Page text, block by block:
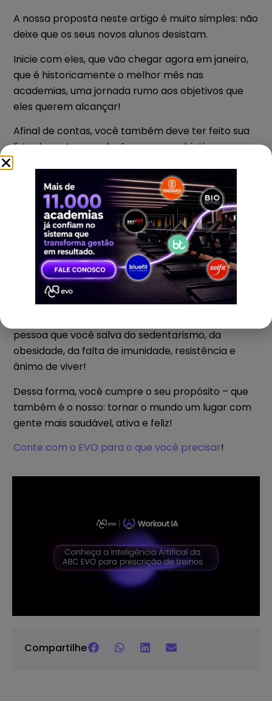
A nossa proposta neste artigo é muito simples: não
deixe que os seus novos alunos desistam.
Inicie com eles, que vão chegar agora em janeiro,
que é historicamente o melhor mês nas
academias, uma jornada rumo aos objetivos que
eles querem alcançar!
Afinal de contas, você também deve ter feito sua
lista de metas, resoluções, os seus objetivos para
Conclusão
Então, está pronto para bater recorde de
retenção?
Vai assumir o compromisso de não deixar ninguém
desistir?
Não espere mais!
pessoa que você salva do sedentarismo, da
obesidade, da falta de imunidade, resistência e
ânimo de viver!
Dessa forma, você cumpre o seu propósito – que
também é o nosso: tornar o mundo um lugar com
gente mais saudável, ativa e feliz!
Conte com o EVO para o que você precisar!
Compartilhe